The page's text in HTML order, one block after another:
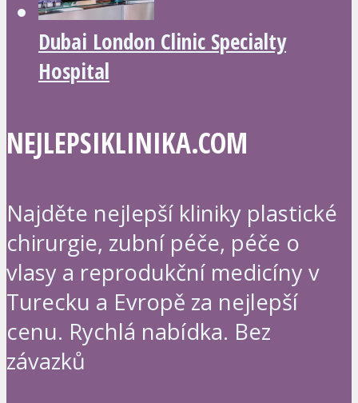
Dubai London Clinic Specialty
Hospital
NEJLEPSIKLINIKA.COM
Najděte nejlepší kliniky plastické
chirurgie, zubní péče, péče o
vlasy a reprodukční medicíny v
Turecku a Evropě za nejlepší
cenu. Rychlá nabídka. Bez
závazků